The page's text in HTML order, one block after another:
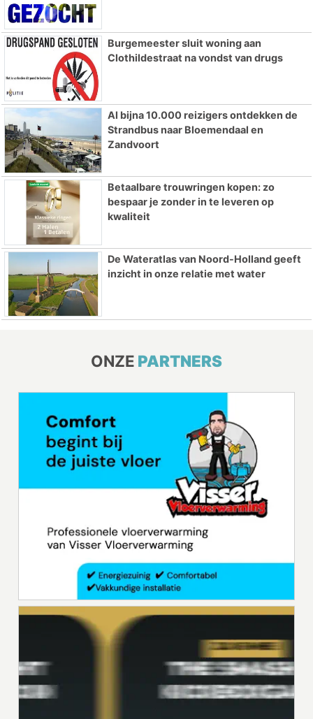
Burgemeester sluit woning aan
Clothildestraat na vondst van drugs
Al bijna 10.000 reizigers ontdekken de
Strandbus naar Bloemendaal en
Zandvoort
Betaalbare trouwringen kopen: zo
bespaar je zonder in te leveren op
kwaliteit
De Wateratlas van Noord-Holland geeft
inzicht in onze relatie met water
ONZE PARTNERS